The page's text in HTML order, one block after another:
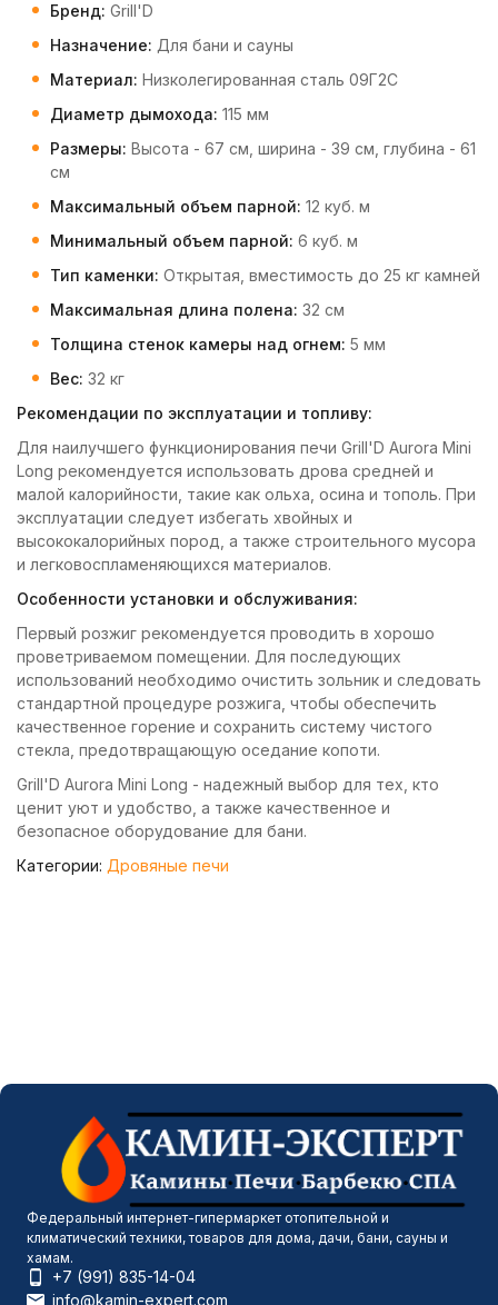
Бренд: Grill'D
Назначение: Для бани и сауны
Материал: Низколегированная сталь 09Г2С
Диаметр дымохода: 115 мм
Размеры: Высота - 67 см, ширина - 39 см, глубина - 61
см
Максимальный объем парной: 12 куб. м
Минимальный объем парной: 6 куб. м
Тип каменки: Открытая, вместимость до 25 кг камней
Максимальная длина полена: 32 см
Толщина стенок камеры над огнем: 5 мм
Вес: 32 кг
Рекомендации по эксплуатации и топливу:
Для наилучшего функционирования печи Grill'D Aurora Mini
Long рекомендуется использовать дрова средней и
малой калорийности, такие как ольха, осина и тополь. При
эксплуатации следует избегать хвойных и
высококалорийных пород, а также строительного мусора
и легковоспламеняющихся материалов.
Особенности установки и обслуживания:
Первый розжиг рекомендуется проводить в хорошо
проветриваемом помещении. Для последующих
использований необходимо очистить зольник и следовать
стандартной процедуре розжига, чтобы обеспечить
качественное горение и сохранить систему чистого
стекла, предотвращающую оседание копоти.
Grill'D Aurora Mini Long - надежный выбор для тех, кто
ценит уют и удобство, а также качественное и
безопасное оборудование для бани.
Категории: Дровяные печи
Федеральный интернет-гипермаркет отопительной и
климатический техники, товаров для дома, дачи, бани, сауны и
хамам.
+7 (991) 835-14-04
info@kamin-expert.com